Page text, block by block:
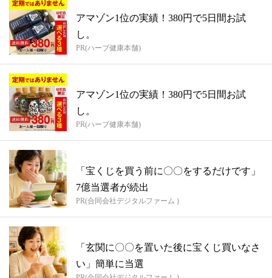
アマゾン1位の実績！380円で5日間お試
し。
PR(ハーブ健康本舗)
アマゾン1位の実績！380円で5日間お試
し。
PR(ハーブ健康本舗)
「宝くじを買う前に〇〇をするだけです」
7億当選者が続出
PR(合同会社デジタルファーム )
「玄関に〇〇を置いた後に宝くじ買いなさ
い」簡単に当選